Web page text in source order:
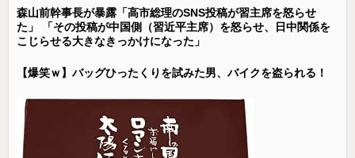
森山前幹事長が暴露「高市総理のSNS投稿が習主席を怒らせ
た」 「その投稿が中国側（習近平主席）を怒らせ、日中関係を
こじらせる大きなきっかけになった」
【爆笑ｗ】バッグひったくりを試みた男、バイクを盗られる！